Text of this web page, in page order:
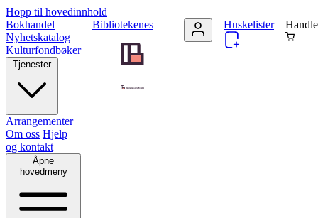
Hopp til hovedinnhold
Bibliotekenes
Bokhandel
Nyhetskatalog
Kulturfondbøker
Tjenester
Arrangementer
Om oss Hjelp
og kontakt
Åpne
hovedmeny
Huskelister